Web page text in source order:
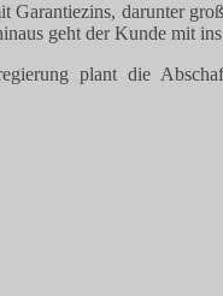
darunter
geht der Kunde mit
plant die